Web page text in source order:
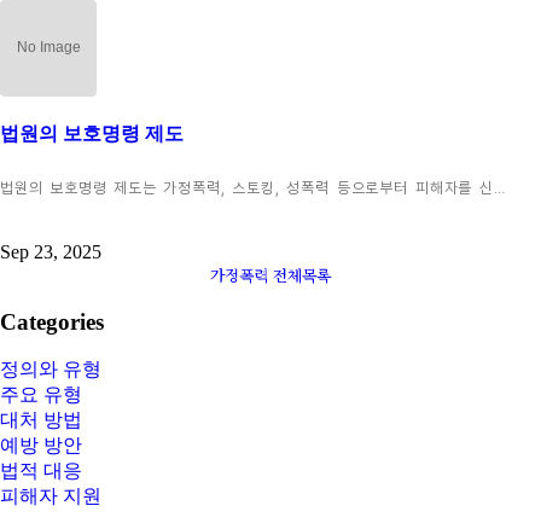
법원의 보호명령 제도
법원의 보호명령 제도는 가정폭력, 스토킹, 성폭력 등으로부터 피해자를 신…
Sep 23, 2025
가정폭력 전체목록
Categories
정의와 유형
주요 유형
대처 방법
예방 방안
법적 대응
피해자 지원